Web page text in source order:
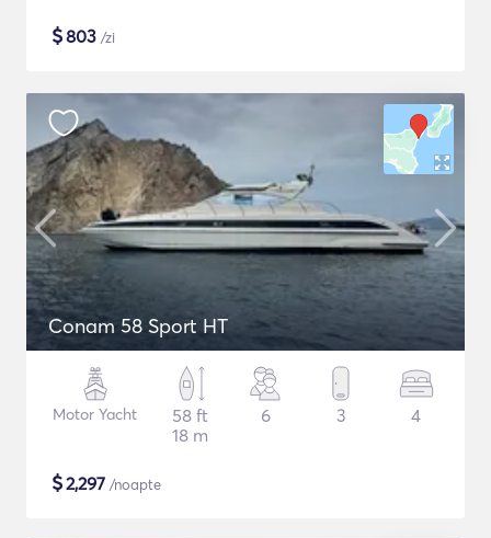
$803 /zi
Conam 58 Sport HT
Motor Yacht
58 ft
18 m
6 3 4
$2,297 /noapte